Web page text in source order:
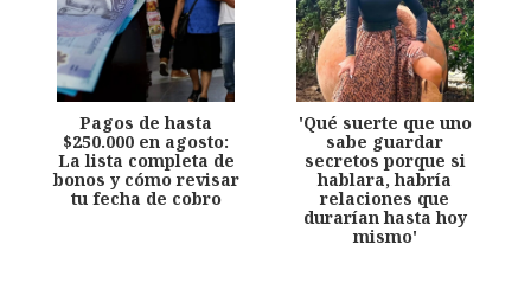
Pagos de hasta
$250.000 en agosto:
La lista completa de
bonos y cómo revisar
tu fecha de cobro
'Qué suerte que uno
sabe guardar
secretos porque si
hablara, habría
relaciones que
durarían hasta hoy
mismo'